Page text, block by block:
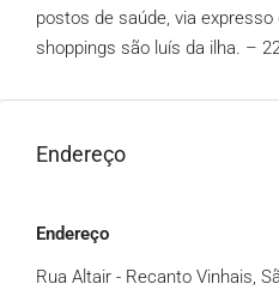
postos de saúde, via
shoppings são luís da ilha. –
Endereço
Endereço
Rua Altair - Recanto Vinhais,